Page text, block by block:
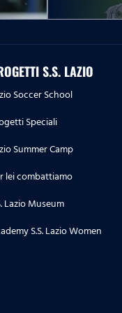
24.07.26
Lazio
di
Lazio
S.S. LAZIO
Soccer School
Speciali
Summer Camp
lei combattiamo
Lazio Museum
S.S. Lazio Women